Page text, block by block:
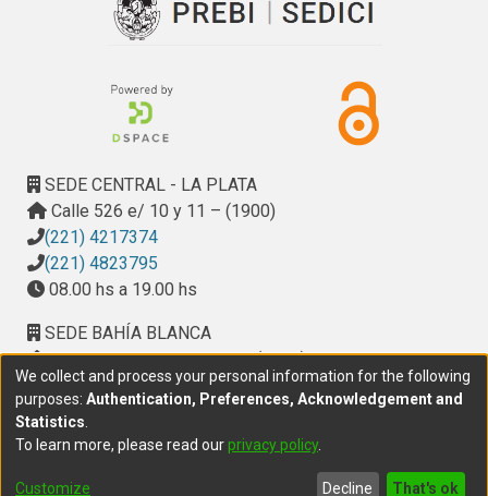
SEDE CENTRAL - LA PLATA
Calle 526 e/ 10 y 11 – (1900)
(221) 4217374
(221) 4823795
08.00 hs a 19.00 hs
SEDE BAHÍA BLANCA
Calle Ciudad de Cali 320 – (8000). Universidad
Provincial del Sudoeste (UPSO)
(291) 459 2550, interno 147
10.00 h a 14.00 h
We collect and process your personal information for the following
purposes: Authentication, Preferences, Acknowledgement and
Statistics
To learn more, please read ourprivacy policy.
Customize Decline That's ok